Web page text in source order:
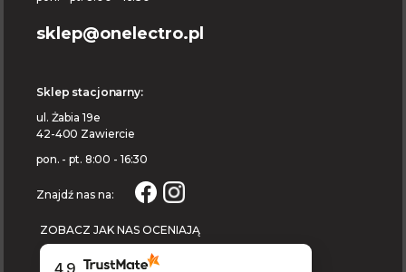
sklep@onelectro.pl
Sklep stacjonarny:
ul. Żabia 19e
42-400 Zawiercie
pon. - pt. 8:00 - 16:30
Znajdź nas na:
ZOBACZ JAK NAS OCENIAJĄ
4.9